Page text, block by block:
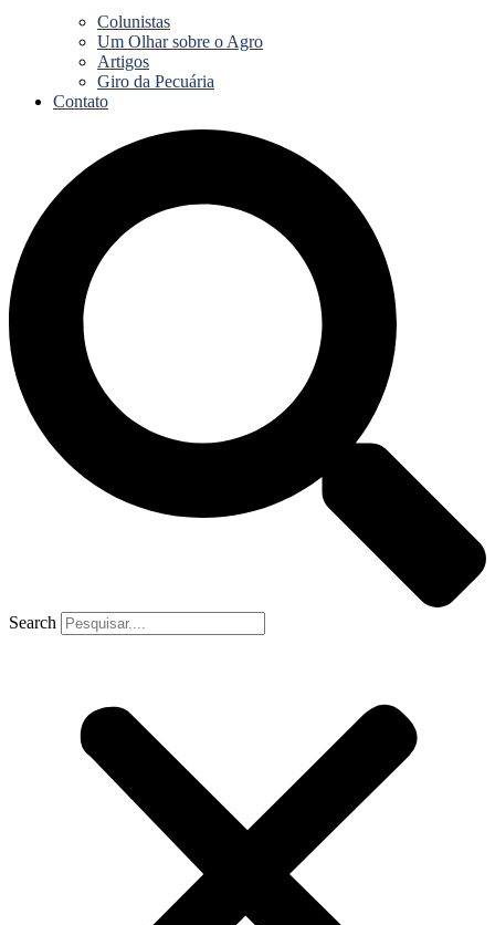
Colunistas
Um Olhar sobre o Agro
Artigos
Giro da Pecuária
Contato
Search